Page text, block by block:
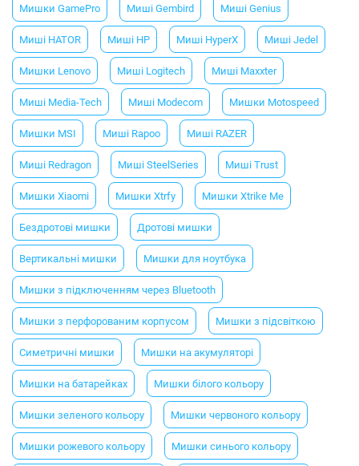
Мишки GamePro Миші Gembird Миші Genius
Миші HATOR Миші HP Миші HyperX Миші Jedel
Мишки Lenovo Миші Logitech Миші Maxxter
Миші Media-Tech Миші Modecom Мишки Motospeed
Мишки MSI Миші Rapoo Миші RAZER
Миші Redragon Миші SteelSeries Миші Trust
Мишки Xiaomi Мишки Xtrfy Мишки Xtrike Me
Бездротові мишки Дротові мишки
Вертикальні мишки Мишки для ноутбука
Мишки з підключенням через Bluetooth
Мишки з перфорованим корпусом Мишки з підсвіткою
Симетричні мишки Мишки на акумуляторі
Мишки на батарейках Мишки білого кольору
Мишки зеленого кольору Мишки червоного кольору
Мишки рожевого кольору Мишки синього кольору